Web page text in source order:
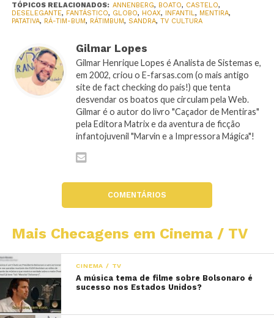
TÓPICOS RELACIONADOS: ANNENBERG, BOATO, CASTELO,
DESELEGANTE, FANTÁSTICO, GLOBO, HOAX, INFANTIL, MENTIRA,
PATATIVA, RÁ-TIM-BUM, RÁTIMBUM, SANDRA, TV CULTURA
Gilmar Lopes
Gilmar Henrique Lopes é Analista de Sistemas e,
em 2002, criou o E-farsas.com (o mais antigo
site de fact checking do país!) que tenta
desvendar os boatos que circulam pela Web.
Gilmar é o autor do livro "Caçador de Mentiras"
pela Editora Matrix e da aventura de ficção
infantojuvenil "Marvin e a Impressora Mágica"!
COMENTÁRIOS
Mais Checagens em Cinema / TV
CINEMA / TV
A música tema de filme sobre Bolsonaro é
sucesso nos Estados Unidos?